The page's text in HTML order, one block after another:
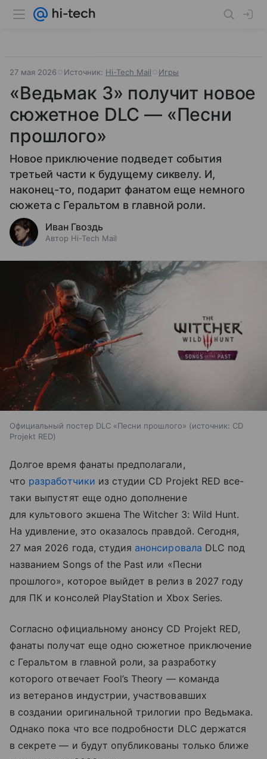
27 мая 2026 Источник: Hi-Tech Mail Игры
«Ведьмак 3» получит новое
сюжетное DLC — «Песни
прошлого»
Новое приключение подведет события
третьей части к будущему сиквелу. И,
наконец-то, подарит фанатом еще немного
сюжета с Геральтом в главной роли.
Иван Гвоздь
Автор Hi-Tech Mail
Официальный постер DLC «Песни прошлого» источник: CD
Projekt RED
Долгое время фанаты предполагали,
что разработчики из студии CD Projekt RED все-
таки выпустят еще одно дополнение
для культового экшена The Witcher 3: Wild Hunt.
На удивление, это оказалось правдой. Сегодня,
27 мая 2026 года, студия анонсировала DLC под
названием Songs of the Past или «Песни
прошлого», которое выйдет в релиз в 2027 году
для ПК и консолей PlayStation и Xbox Series.
Согласно официальному анонсу CD Projekt RED,
фанаты получат еще одно сюжетное приключение
с Геральтом в главной роли, за разработку
которого отвечает Fool’s Theory — команда
из ветеранов индустрии, участвовавших
в создании оригинальной трилогии про Ведьмака.
Однако пока что все подробности DLC держатся
в секрете — и будут опубликованы только ближе